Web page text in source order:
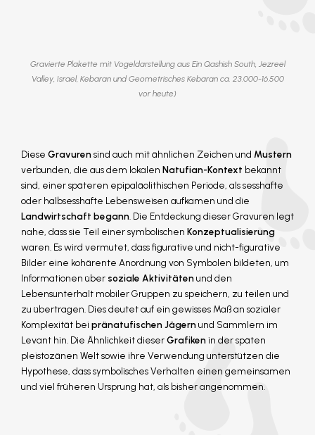
Gravierte Plakette mit Vogeldarstellung aus Ein Qashish South, Jezreel
Valley, Israel, Kebaran und Geometrisches Kebaran ca. 23.000-16.500
vor heute)
Diese Gravurensind auch mit ähnlichen Zeichen und Mustern
verbunden, die aus dem lokalen Natufian-Kontext bekannt
sind, einer späteren epipaläolithischen Periode, als sesshafte
oder halbsesshafte Lebensweisen aufkamen und die
Landwirtschaft begann . Die Entdeckung dieser Gravuren legt
nahe, dass sie Teil einer symbolischen Konzeptualisierung
waren. Es wird vermutet, dass figurative und nicht-figurative
Bilder eine kohärente Anordnung von Symbolen bildeten, um
Informationen über soziale Aktivitätenund den
Lebensunterhalt mobiler Gruppen zu speichern, zu teilen und
zu übertragen. Dies deutet auf ein gewisses Maß an sozialer
Komplexität bei pränatufischen Jägernund Sammlern im
Levant hin. Die Ähnlichkeit dieserGrafikenin der späten
pleistozänen Welt sowie ihre Verwendung unterstützen die
Hypothese, dass symbolisches Verhalten einen gemeinsamen
und viel früheren Ursprung hat, als bisher angenommen.